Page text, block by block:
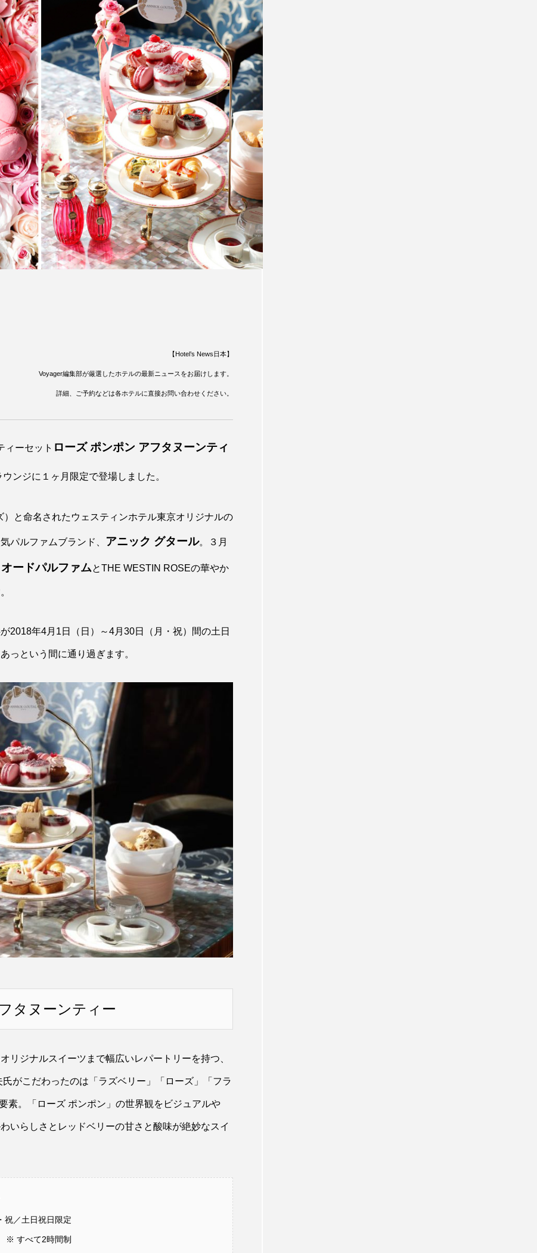
【Hotel’s News日本】
Voyager編集部が厳選したホテルの最新ニュースをお届けします。
詳細、ご予約などは各ホテルに直接お問い合わせください。
ィーセット ローズ ポンポン アフタヌーンティ
ウンジに１ヶ月限定で登場しました。
）と命名されたウェスティンホテル東京オリジナルの
パルファムブランド、 アニック グタール。３月
ードパルファムとTHE WESTIN ROSEの華やか
2018年4月1日（日）～4月30日（月・祝）間の土日
っという間に通り過ぎます。
タヌーンティー
リジナルスイーツまで幅広いレパートリーを持つ、
がこだわったのは「ラズベリー」「ローズ」「フラ
素。「ローズ ポンポン」の世界観をビジュアルや
いらしさとレッドベリーの甘さと酸味が絶妙なスイ
祝／土日祝日限定
※ すべて2時間制